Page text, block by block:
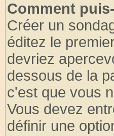
Comment
Créer un
éditez le
devriez
dessous de la
c'est que vous
Vous devez
définir une